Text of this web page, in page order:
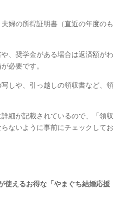
婦の所得証明書（直近の年度のも
、奨学金がある場合は返済額がわ
必要です。
しや、引っ越しの領収書など、領
細が記載されているので、「領収
ないように事前にチェックしてお
使えるお得な「やまぐち結婚応援